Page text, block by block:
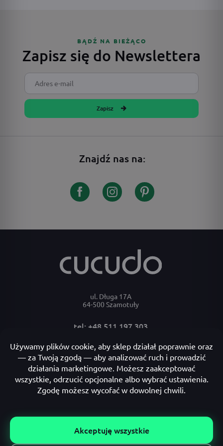
BĄDŹ NA BIEŻĄCO
Zapisz się do Newslettera
Zapisz
Znajdź nas na:
ul. Długa 17A
64-500 Szamotuły
tel: +48 511 197 303
Moje konto